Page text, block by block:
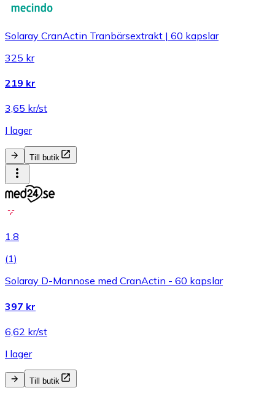
Solaray CranActin Tranbärsextrakt | 60 kapslar
325 kr
219 kr
3,65 kr/st
I lager
Till butik
1.8
(1)
Solaray D-Mannose med CranActin - 60 kapslar
397 kr
6,62 kr/st
I lager
Till butik